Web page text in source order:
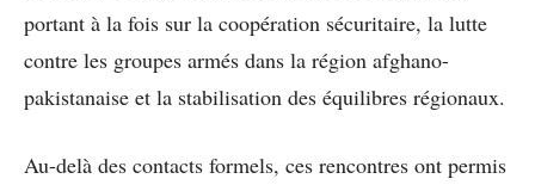
portant à la fois sur la coopération sécuritaire, la lutte
contre les groupes armés dans la région afghano-
pakistanaise et la stabilisation des équilibres régionaux.
Au-delà des contacts formels, ces rencontres ont permis